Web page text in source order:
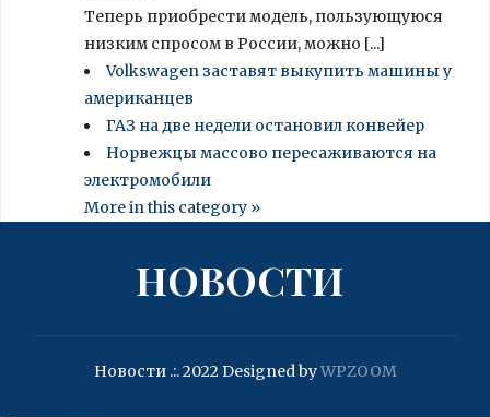
Теперь приобрести модель, пользующуюся
низким спросом в России, можно [...]
Volkswagen заставят выкупить машины у
американцев
ГАЗ на две недели остановил конвейер
Норвежцы массово пересаживаются на
электромобили
More in this category »
НОВОСТИ
Новости .:. 2022Designed byWPZOOM